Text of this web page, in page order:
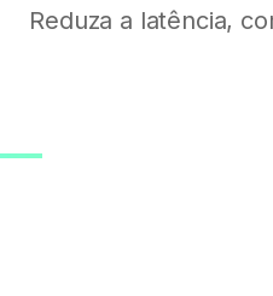
Reduza a latência,